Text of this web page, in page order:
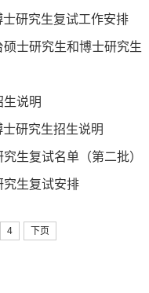
士研究生复试工作安排
士研究生和博士研究生
生说明
士研究生招生说明
生复试名单（第二批）
究生复试安排
4 下页